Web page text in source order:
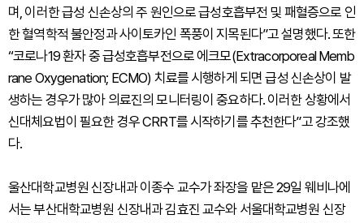
며, 이러한 급성 신손상의 주 원인으로 급성호흡부전 및 패혈증으로 인
한 혈역학적 불안정과 사이토카인 폭풍이 지목된다”고 설명했다. 또한
“코로나19 환자 중 급성호흡부전으로 에크모(Extracorporeal Memb
rane Oxygenation; ECMO) 치료를 시행하게 되면 급성 신손상이 발
생하는 경우가 많아 의료진의 모니터링이 중요하다. 이러한 상황에서
신대체요법이 필요한 경우 CRRT를 시작하기를 추천한다”고 강조했
다.
울산대학교병원 신장내과 이종수 교수가 좌장을 맡은 29일 웨비나에
서는 부산대학교병원 신장내과 김효진 교수와 서울대학교병원 신장